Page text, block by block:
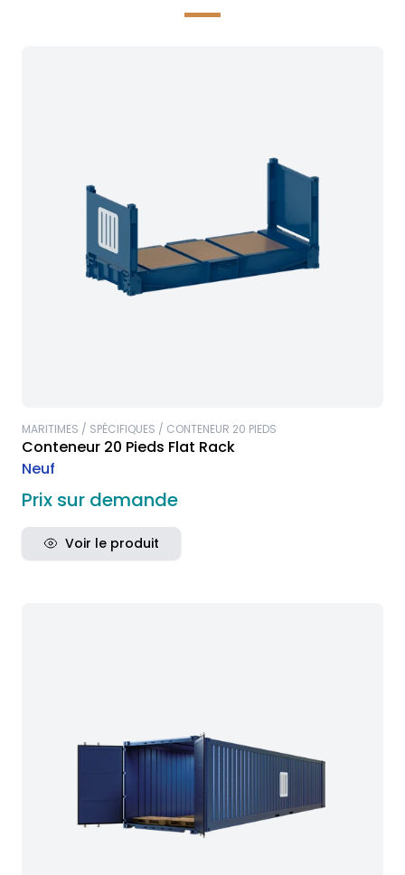
MARITIMES / SPÉCIFIQUES / CONTENEUR 20 PIEDS
Conteneur 20 Pieds Flat Rack
Neuf
Prix sur demande
Voir le produit